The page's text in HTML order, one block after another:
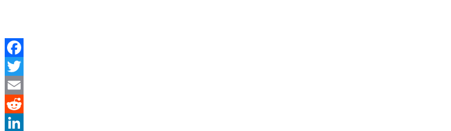
Facebook
Twitter
Email
Reddit